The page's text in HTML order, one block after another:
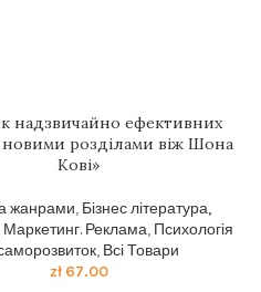
надзвичайно ефективних
розділами віж Шона
Кові»
жанрами, Бізнес література,
Маркетинг. Реклама, Психологія
, Всі Товари
zł67.00